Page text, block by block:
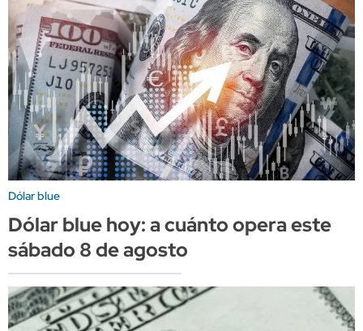
Dólar blue
Dólar blue hoy: a cuánto opera este
sábado 8 de agosto